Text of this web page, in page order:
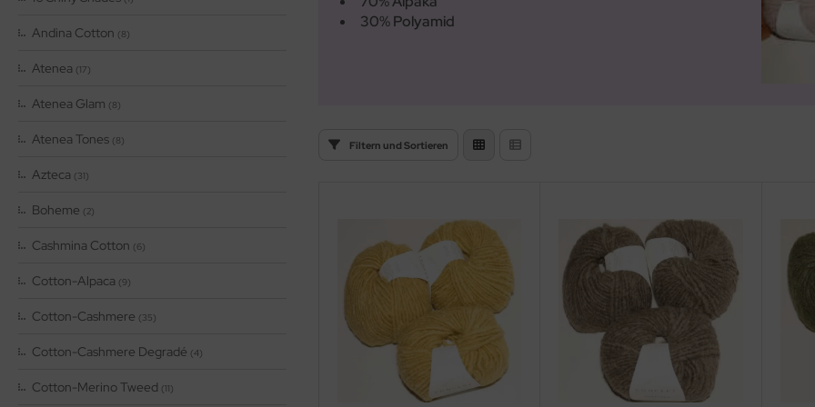
Andina Cotton (8)
Atenea (17)
Atenea Glam (8)
Atenea Tones (8)
Azteca (31)
Boheme (2)
Cashmina Cotton (6)
Cotton-Alpaca (9)
Cotton-Cashmere (35)
Cotton-Cashmere Degradé (4)
Cotton-Merino Tweed (11)
30% Polyamid
Filtern und Sortieren